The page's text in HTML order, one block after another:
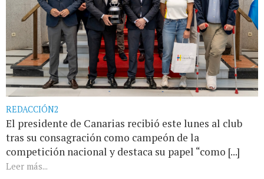
REDACCIÓN2
El presidente de Canarias recibió este lunes al club
tras su consagración como campeón de la
competición nacional y destaca su papel “como [...]
Leer más...